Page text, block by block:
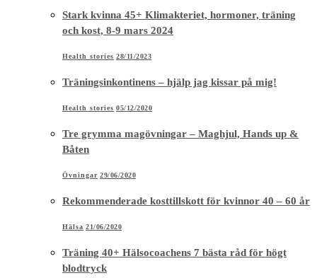
Stark kvinna 45+ Klimakteriet, hormoner, träning
och kost, 8-9 mars 2024
Health stories 28/11/2023
Träningsinkontinens – hjälp jag kissar på mig!
Health stories 05/12/2020
Tre grymma magövningar – Maghjul, Hands up &
Båten
Övningar 29/06/2020
Rekommenderade kosttillskott för kvinnor 40 – 60 år
Hälsa 21/06/2020
Träning 40+ Hälsocoachens 7 bästa råd för högt
blodtryck